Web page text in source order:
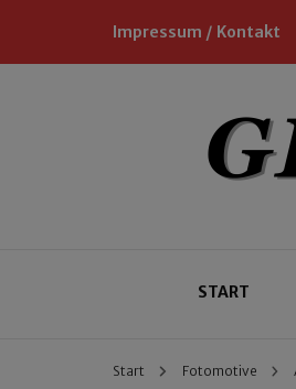
Impressum / Kontakt
START
Start Fotomotive